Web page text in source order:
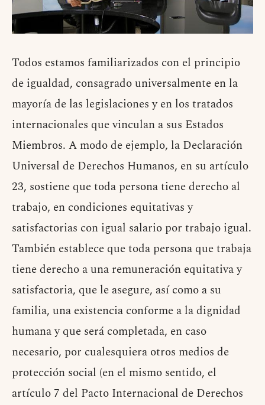
Todos estamos familiarizados con el principio
de igualdad, consagrado universalmente en la
mayoría de las legislaciones y en los tratados
internacionales que vinculan a sus Estados
Miembros. A modo de ejemplo, la Declaración
Universal de Derechos Humanos, en su artículo
23, sostiene que toda persona tiene derecho al
trabajo, en condiciones equitativas y
satisfactorias con igual salario por trabajo igual.
También establece que toda persona que trabaja
tiene derecho a una remuneración equitativa y
satisfactoria, que le asegure, así como a su
familia, una existencia conforme a la dignidad
humana y que será completada, en caso
necesario, por cualesquiera otros medios de
protección social (en el mismo sentido, el
artículo 7 del Pacto Internacional de Derechos